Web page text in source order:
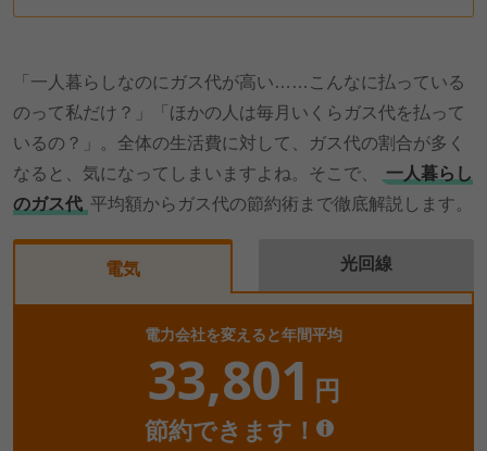
「一人暮らしなのにガス代が高い……こんなに払っている
のって私だけ？」「ほかの人は毎月いくらガス代を払って
いるの？」。全体の生活費に対して、ガス代の割合が多く
なると、気になってしまいますよね。そこで、
一人暮らし
のガス代 平均額からガス代の節約術まで徹底解説します。
電気
電力会社を変えると年間平均
33,801 円
節約できます！
光回線